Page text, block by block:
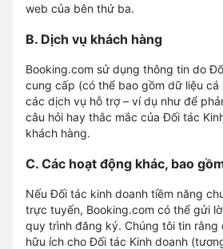
web của bên thứ ba.
B. Dịch vụ khách hàng
Booking.com sử dụng thông tin do
cung cấp (có thể bao gồm dữ liệu cá
các dịch vụ hỗ trợ – ví dụ như để
câu hỏi hay thắc mắc của Đối tác
khách hàng.
C. Các hoạt động khác, bao
Nếu Đối tác kinh doanh tiềm năng
trực tuyến, Booking.com có thể gửi
quy trình đăng ký. Chúng tôi tin rằng
hữu ích cho Đối tác Kinh doanh